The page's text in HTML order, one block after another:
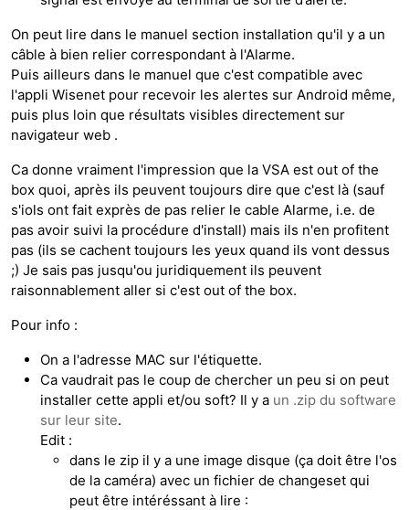
On peut lire dans le manuel section installation qu'il y a un
câble à bien relier correspondant à l'Alarme.
Puis ailleurs dans le manuel que c'est compatible avec
l'appli Wisenet pour recevoir les alertes sur Android même,
puis plus loin que résultats visibles directement sur
navigateur web .
Ca donne vraiment l'impression que la VSA est out of the
box quoi, après ils peuvent toujours dire que c'est là (sauf
s'iols ont fait exprès de pas relier le cable Alarme, i.e. de
pas avoir suivi la procédure d'install) mais ils n'en profitent
pas (ils se cachent toujours les yeux quand ils vont dessus
;) Je sais pas jusqu'ou juridiquement ils peuvent
raisonnablement aller si c'est out of the box.
Pour info :
On a l'adresse MAC sur l'étiquette.
Ca vaudrait pas le coup de chercher un peu si on peut
installer cette appli et/ou soft? Il y a un .zip du software
sur leur site.
Edit :
dans le zip il y a une image disque (ça doit être l'os
de la caméra) avec un fichier de changeset qui
peut être intéréssant à lire :